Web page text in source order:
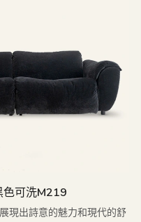
色可洗M219
現出詩意的魅力和現代的舒